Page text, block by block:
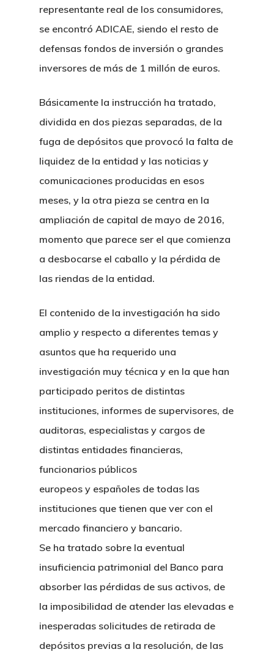
representante real de los consumidores,
se encontró ADICAE, siendo el resto de
defensas fondos de inversión o grandes
inversores de más de 1 millón de euros.
Básicamente la instrucción ha tratado,
dividida en dos piezas separadas, de la
fuga de depósitos que provocó la falta de
liquidez de la entidad y las noticias y
comunicaciones producidas en esos
meses, y la otra pieza se centra en la
ampliación de capital de mayo de 2016,
momento que parece ser el que comienza
a desbocarse el caballo y la pérdida de
las riendas de la entidad.
El contenido de la investigación ha sido
amplio y respecto a diferentes temas y
asuntos que ha requerido una
investigación muy técnica y en la que han
participado peritos de distintas
instituciones, informes de supervisores, de
auditoras, especialistas y cargos de
distintas entidades financieras,
funcionarios públicos
europeos y españoles de todas las
instituciones que tienen que ver con el
mercado financiero y bancario.
Se ha tratado sobre la eventual
insuficiencia patrimonial del Banco para
absorber las pérdidas de sus activos, de
la imposibilidad de atender las elevadas e
inesperadas solicitudes de retirada de
depósitos previas a la resolución, de las